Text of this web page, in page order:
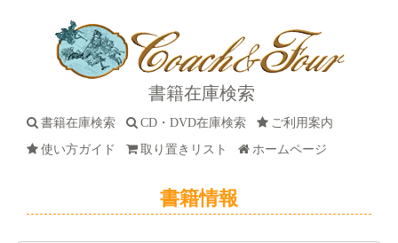
書籍在庫検索
書籍在庫検索 CD・DVD在庫検索
ご利用案内
使い方ガイド
取り置きリスト ホームページ
書籍情報